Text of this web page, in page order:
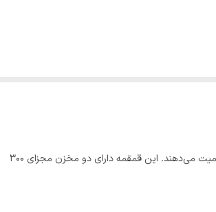
قمقمه دوقلو طرح VOGUE، انتخابی خاص و کاربردی برای نوجوانان و بزرگسالانی است که به طراحی جذاب، کیفیت بالا و چندکاره بودن اهمیت می‌دهند. این قمقمه دارای دو مخزن مجزای ۳۰۰